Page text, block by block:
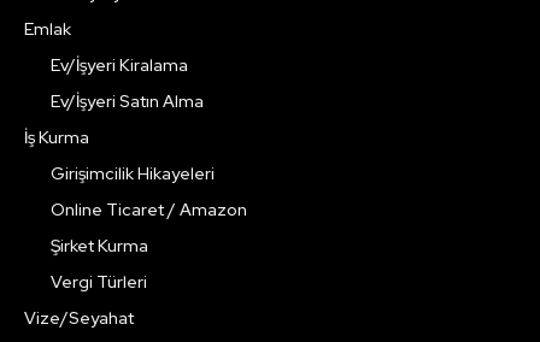
Emlak
Ev/İşyeri Kiralama
Ev/İşyeri Satın Alma
İş Kurma
Girişimcilik Hikayeleri
Online Ticaret / Amazon
Şirket Kurma
Vergi Türleri
Vize/Seyahat